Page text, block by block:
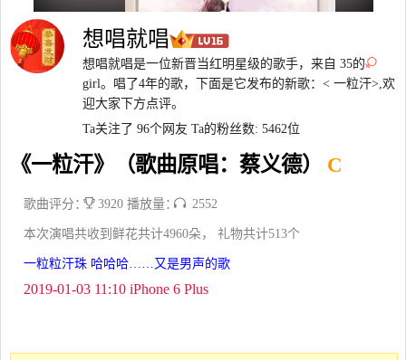
想唱就唱
想唱就唱是一位新晋当红明星级的歌手，来自 35的
girl。唱了4年的歌，下面是它发布的新歌：< 一粒汗>,欢
迎大家下方点评。
Ta关注了 96个网友 Ta的粉丝数: 5462位
《一粒汗》（歌曲原唱：蔡义德） C
歌曲评分： 3920 播放量： 2552
本次演唱共收到鲜花共计4960朵， 礼物共计513个
一粒粒汗珠 哈哈哈……又是男声的歌
2019-01-03 11:10 iPhone 6 Plus